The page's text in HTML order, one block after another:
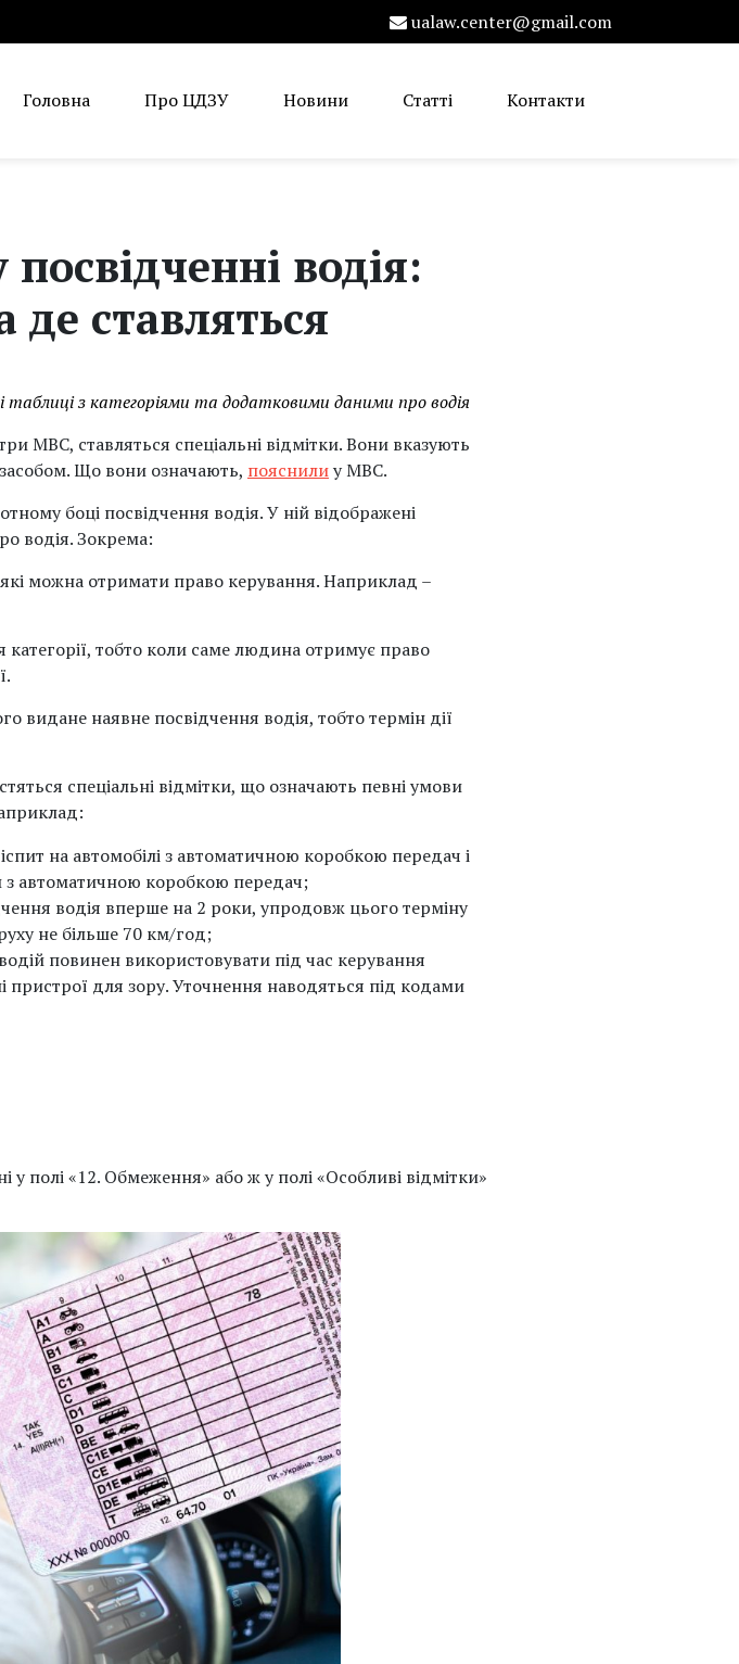
ualaw.center@gmail.com
Головна Про ЦДЗУ Новини Статті Контакти
водія:
ставляться
таблиці з категоріями та додатковими даними про водія
МВС, ставляться спеціальні відмітки. Вони вказують
Що вони означають, пояснилиу МВС.
боці посвідчення водія. У ній відображені
водія. Зокрема:
які можна отримати право керування. Наприклад –
категорії, тобто коли саме людина отримує право
видане наявне посвідчення водія, тобто термін дії
спеціальні відмітки, що означають певні умови
на автомобілі з автоматичною коробкою передач і
автоматичною коробкою передач;
водія вперше на 2 роки, упродовж цього терміну
не більше 70 км/год;
повинен використовувати під час керування
пристрої для зору. Уточнення наводяться під кодами
у полі «12. Обмеження» або ж у полі «Особливі відмітки»